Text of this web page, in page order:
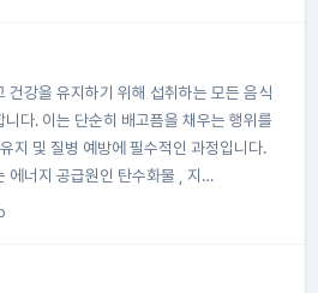
건강을 유지하기 위해 섭취하는 모든 음식
다. 이는 단순히 배고픔을 채우는 행위를
지 및 질병 예방에 필수적인 과정입니다.
에너지 공급원인 탄수화물 , 지…